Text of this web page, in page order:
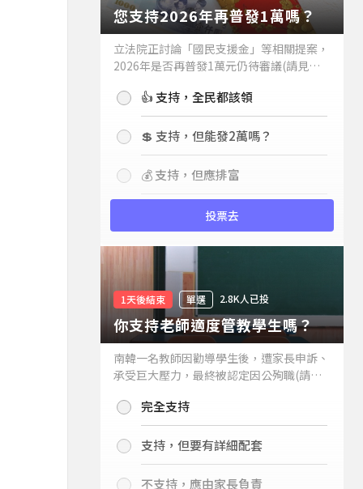
您支持2026年再普發1萬嗎？
立法院正討論「國民支援金」等相關提案，
2026年是否再普發1萬元仍待審議(請見下
持嗎？👍 支持，全民都該領
💲 支持，但能發2萬嗎？
💰 支持，但應排富
投票去
1天後結束 單選 2.8K人已投
你支持老師適度管教學生嗎？
南韓一名教師因勸導學生後，遭家長申訴、
承受巨大壓力，最終被認定因公殉職(請見
你支持老師適度管教學生嗎？
完全支持
支持，但要有詳細配套
不支持，應由家長負責